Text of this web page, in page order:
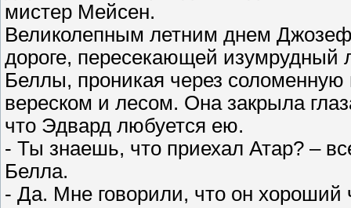
мистер Мейсен.
Великолепным летним днем
дороге, пересекающей изумрудный
Беллы, проникая через
вереском и лесом. Она закрыла
что Эдвард любуется ею.
- Ты знаешь, что приехал Атар? –
Белла.
- Да. Мне говорили, что он хороший